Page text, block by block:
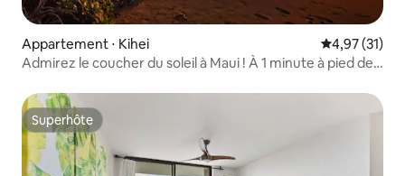
Appartement ⋅ Kihei Évaluation
4,97 (31)
Admirez le coucher du soleil à Maui ! À 1 minute à pied de
Superhôte
Superhôte